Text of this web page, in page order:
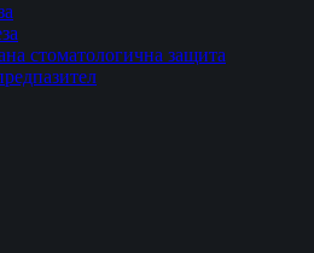
стоматологична защита